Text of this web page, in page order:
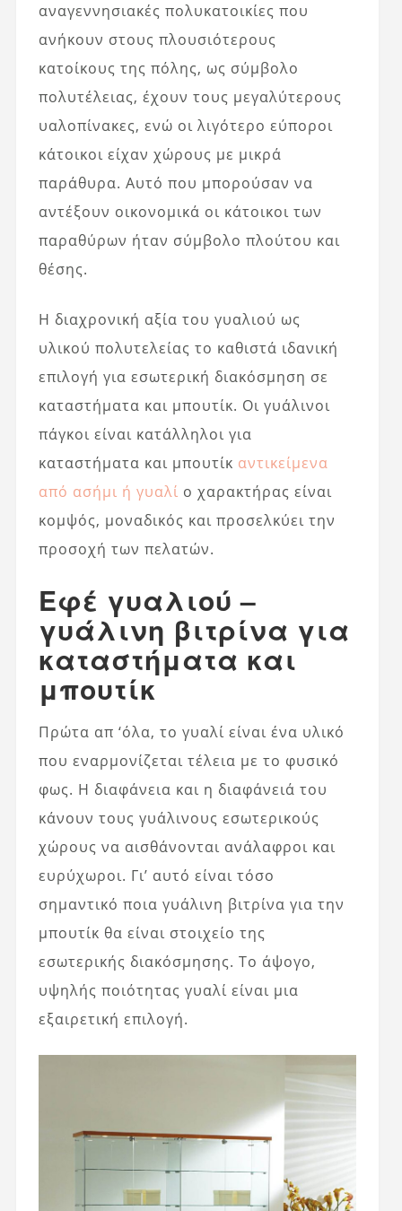
αναγεννησιακές πολυκατοικίες που
ανήκουν στους πλουσιότερους
κατοίκους της πόλης, ως σύμβολο
πολυτέλειας, έχουν τους μεγαλύτερους
υαλοπίνακες, ενώ οι λιγότερο εύποροι
κάτοικοι είχαν χώρους με μικρά
παράθυρα. Αυτό που μπορούσαν να
αντέξουν οικονομικά οι κάτοικοι των
παραθύρων ήταν σύμβολο πλούτου και
θέσης.
Η διαχρονική αξία του γυαλιού ως
υλικού πολυτελείας το καθιστά ιδανική
επιλογή για εσωτερική διακόσμηση σε
καταστήματα και μπουτίκ. Οι γυάλινοι
πάγκοι είναι κατάλληλοι για
καταστήματα και μπουτίκ αντικείμενα
από ασήμι ή γυαλί ο χαρακτήρας είναι
κομψός, μοναδικός και προσελκύει την
προσοχή των πελατών.
Εφέ γυαλιού –
γυάλινη βιτρίνα για
καταστήματα και
μπουτίκ
Πρώτα απ ‘όλα, το γυαλί είναι ένα υλικό
που εναρμονίζεται τέλεια με το φυσικό
φως. Η διαφάνεια και η διαφάνειά του
κάνουν τους γυάλινους εσωτερικούς
χώρους να αισθάνονται ανάλαφροι και
ευρύχωροι. Γι’ αυτό είναι τόσο
σημαντικό ποια γυάλινη βιτρίνα για την
μπουτίκ θα είναι στοιχείο της
εσωτερικής διακόσμησης. Το άψογο,
υψηλής ποιότητας γυαλί είναι μια
εξαιρετική επιλογή.